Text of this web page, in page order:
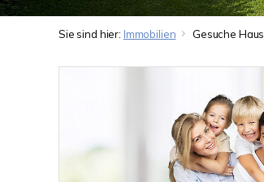
Sie sind hier: Immobilien Gesuche Haus